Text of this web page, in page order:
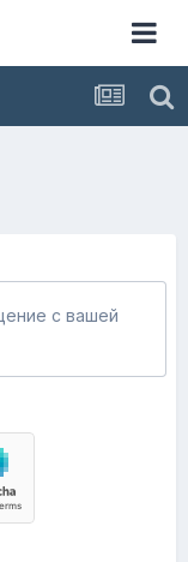
с вашей